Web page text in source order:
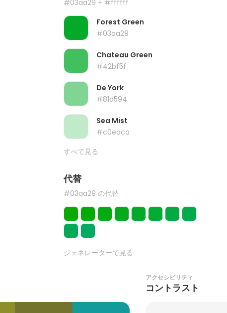
#03aa29 + #ffffff
Forest Green
#03aa29
Chateau Green
#42bf5f
De York
#81d594
Sea Mist
#c0eaca
すべて見る
代替
#03aa29 の代替
ジェネレーターで見る
アクセシビリティ
コントラスト